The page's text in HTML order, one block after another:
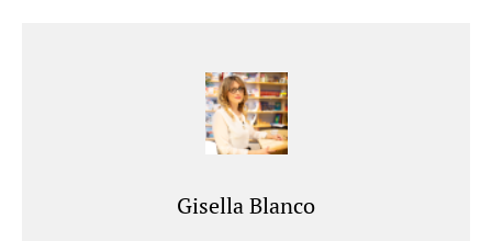
Gisella Blanco